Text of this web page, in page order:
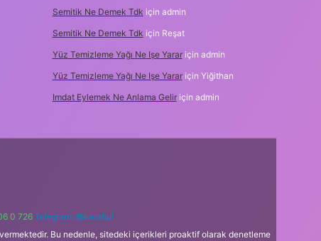
Semitik Ne Demek Tdk için admin
Semitik Ne Demek Tdk için Reşat
Yüz Temizleme Yağı Ne Işe Yarariçin admin
Yüz Temizleme Yağı Ne Işe Yarariçin Yiğithan
Imdat Eylemek Ne Anlama Geliriçin admin
0 726 Telegram: @karabul
Bu nedenle, sitedeki içerikleri proaktif olarak denetleme